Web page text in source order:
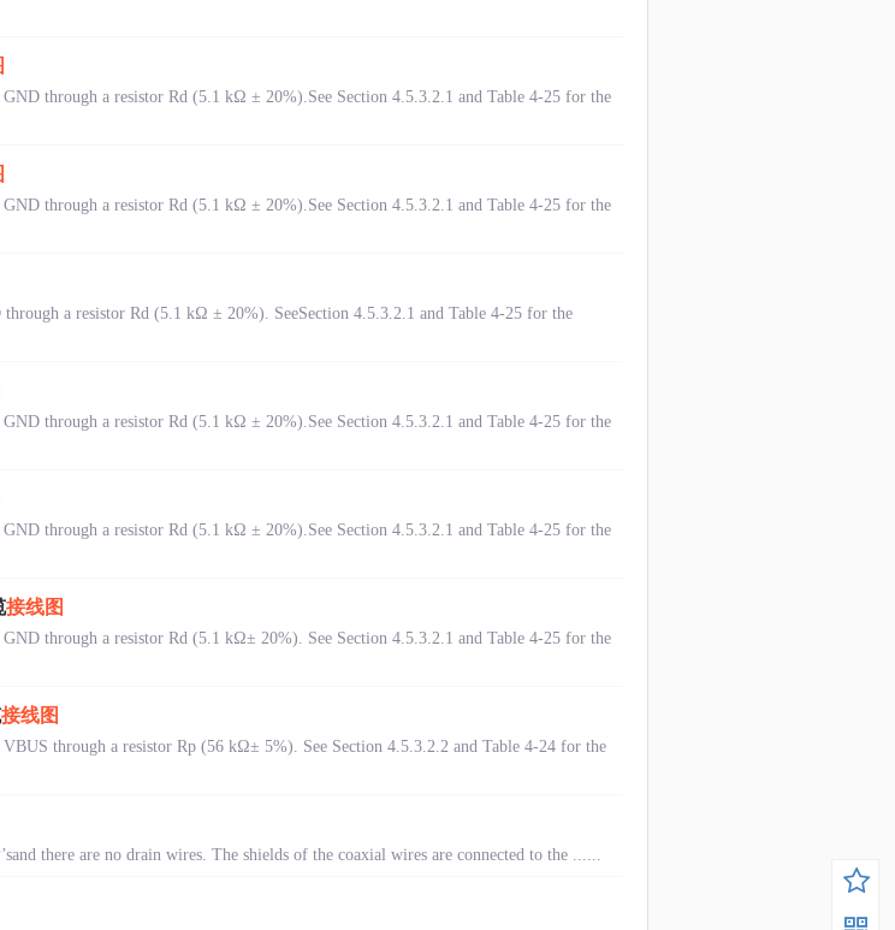
through a resistor Rd (5.1 kΩ ± 20%).See Section 4.5.3.2.1 and Table 4-25 for the
through a resistor Rd (5.1 kΩ ± 20%).See Section 4.5.3.2.1 and Table 4-25 for the
a resistor Rd (5.1 kΩ ± 20%). SeeSection 4.5.3.2.1 and Table 4-25 for the
through a resistor Rd (5.1 kΩ ± 20%).See Section 4.5.3.2.1 and Table 4-25 for the
through a resistor Rd (5.1 kΩ ± 20%).See Section 4.5.3.2.1 and Table 4-25 for the
接线图
through a resistor Rd (5.1 kΩ± 20%). See Section 4.5.3.2.1 and Table 4-25 for the
接线图
through a resistor Rp (56 kΩ± 5%). See Section 4.5.3.2.2 and Table 4-24 for the
there are no drain wires. The shields of the coaxial wires are connected to the ......